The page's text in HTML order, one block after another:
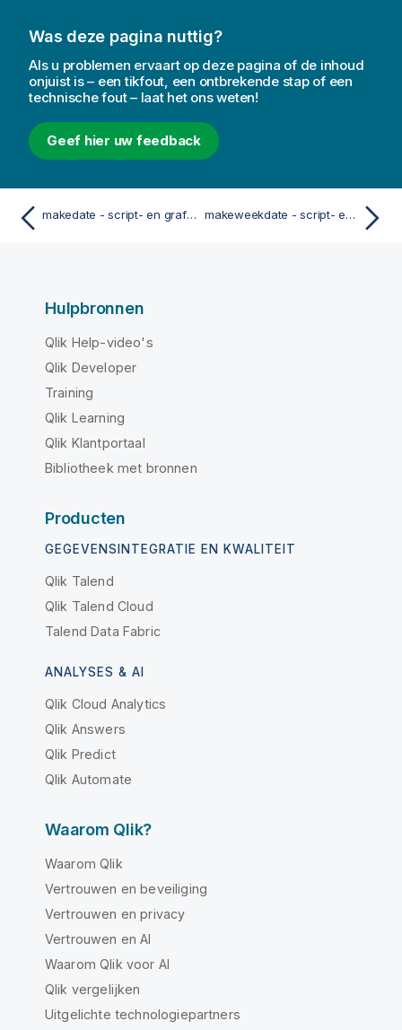
Was deze pagina nuttig?
Als u problemen ervaart op deze pagina of de inhoud
onjuist is – een tikfout, een ontbrekende stap of een
technische fout – laat het ons weten!
Geef hier uw feedback
makedate - script- en grafiekfunctie makeweekdate - script- en grafiekfunctie
Hulpbronnen
Qlik Help-video's
Qlik Developer
Training
Qlik Learning
Qlik Klantportaal
Bibliotheek met bronnen
Producten
GEGEVENSINTEGRATIE EN KWALITEIT
Qlik Talend
Qlik Talend Cloud
Talend Data Fabric
ANALYSES & AI
Qlik Cloud Analytics
Qlik Answers
Qlik Predict
Qlik Automate
Waarom Qlik?
Waarom Qlik
Vertrouwen en beveiliging
Vertrouwen en privacy
Vertrouwen en AI
Waarom Qlik voor AI
Qlik vergelijken
Uitgelichte technologiepartners